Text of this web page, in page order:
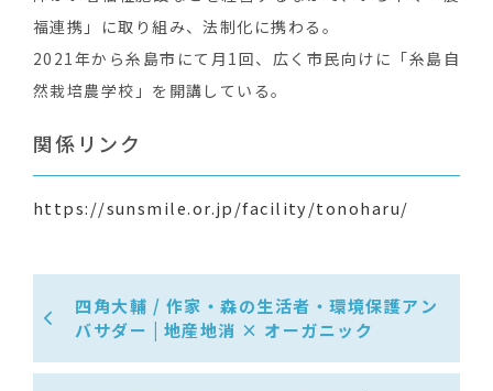
福連携」に取り組み、法制化に携わる。
2021年から糸島市にて月1回、広く市民向けに「糸島自
然栽培農学校」を開講している。
関係リンク
https://sunsmile.or.jp/facility/tonoharu/
四角大輔 / 作家・森の生活者・環境保護アン
バサダー | 地産地消 × オーガニック